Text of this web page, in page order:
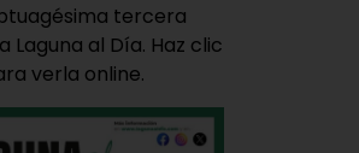
tercera
Laguna al Día. Haz clic
verla online.